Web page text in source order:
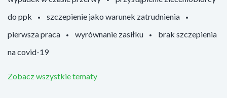
do ppk
szczepienie jako warunek zatrudnienia
pierwsza praca
wyrównanie zasiłku
brak szczepienia
na covid-19
Zobacz wszystkie tematy